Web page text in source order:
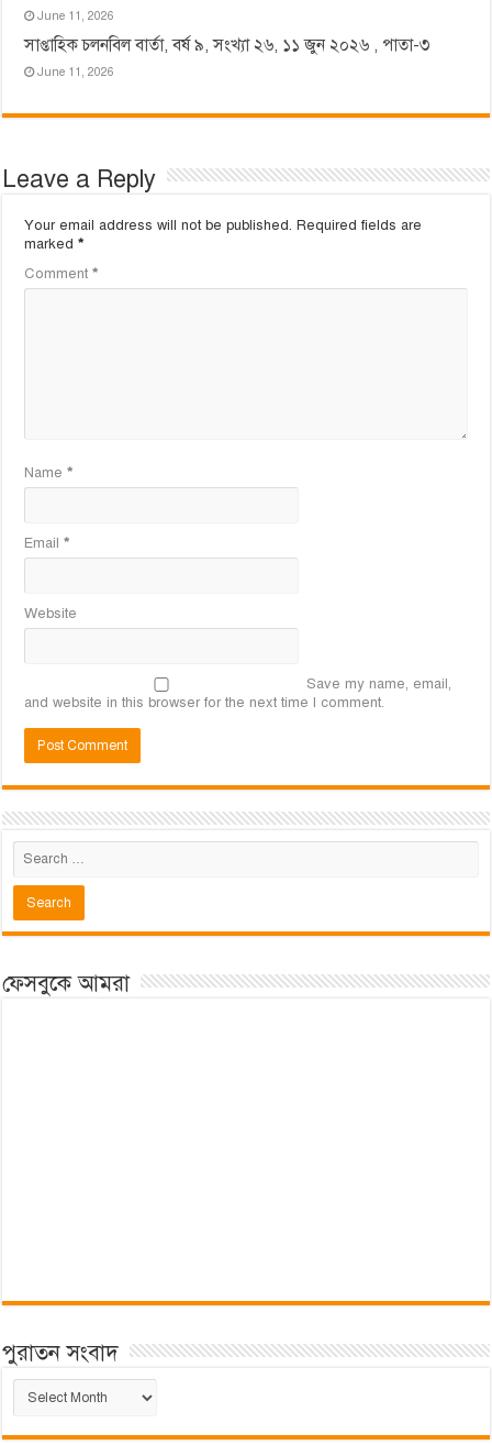
June 11, 2026
সাপ্তাহিক চলনবিল বার্তা, বর্ষ ৯, সংখ্যা ২৬, ১১ জুন ২০২৬ , পাতা-৩
June 11, 2026
Leave a Reply
Your email address will not be published. Required fields are
marked*
Comment*
Name*
Email*
Website
Save my name, email,
and website in this browser for the next time I comment.
ফেসবুকে আমরা
পুরাতন সংবাদ
পুরাতন
সংবাদ